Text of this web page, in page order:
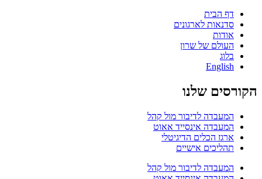
דף הבית
סדנאות לארגונים
אודות
העולם של שרון
בלוג
English
הקורסים שלנו
המעבדה לדיבור מול קהל
המעבדה אינסייד אאוט
ארגז הכלים הדיגיטלי
תהליכים אישיים
המעבדה לדיבור מול קהל